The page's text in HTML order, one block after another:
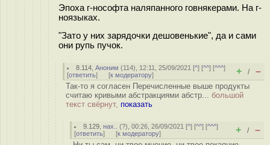
Эпоха г-нософта наляпанного гoвнякерами. На г-
ноязыках.
"Зато у них зарядочки дешовенькие", да и сами
они рупь пучок.
8.114 ,Аноним (114), 12:11, 25/09/2021 [^] [^^] [^^^]
[ответить] [к модератору] + / –
Так-то я согласен Перечисленные выше продукты
считаю кривыми абстракциями абстр... большой
текст свёрнут, показать
9.129 ,нах.. (?), 00:26, 26/09/2021 [^] [^^] [^^^]
[ответить] [к модератору] + / –